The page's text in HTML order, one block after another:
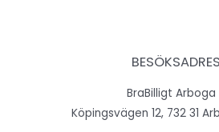
BraBilligt Arboga
Köpingsvägen 12, 732 31